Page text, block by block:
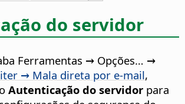
do servidor
Ferramentas → Opções… →
→ Mala direta por e-mail,
Autenticação do servidor para